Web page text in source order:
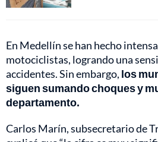
En Medellín se han hecho
motociclistas, logrando una
accidentes. Sin embargo, los
siguen sumando choques y
departamento.
Carlos Marín, subsecretario de